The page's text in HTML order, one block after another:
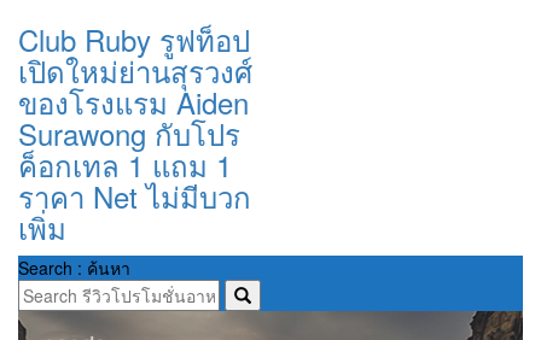
Club Ruby รูฟท็อป
เปิดใหม่ย่านสุรวงศ์
ของโรงแรม Aiden
Surawong กับโปร
ค็อกเทล 1 แถม 1
ราคา Net ไม่มีบวก
เพิ่ม
Search : ค้นหา